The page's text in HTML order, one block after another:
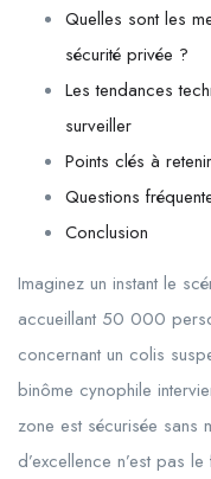
Quelles sont les
sécurité privée ?
Les tendances
surveiller
Points clés à retenir
Questions
Conclusion
Imaginez un instant le
accueillant 50 000
concernant un colis
binôme cynophile
zone est sécurisée sans
d’excellence n’est pas